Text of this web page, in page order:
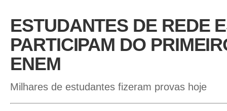
ESTUDANTES DE REDE
PARTICIPAM DO
ENEM
Milhares de estudantes fizeram provas hoje